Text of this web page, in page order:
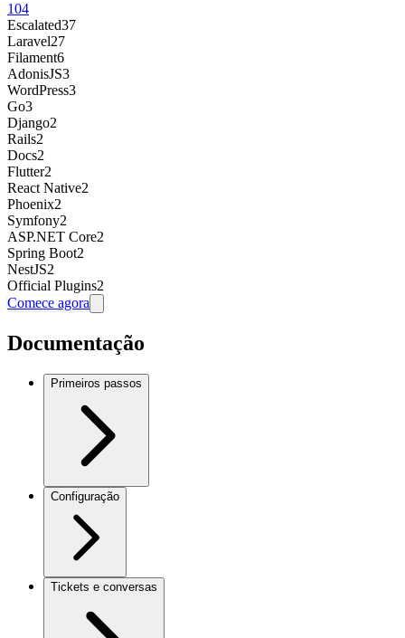
104
Escalated37
Laravel27
Filament6
AdonisJS3
WordPress3
Go3
Django2
Rails2
Docs2
Flutter2
React Native2
Phoenix2
Symfony2
ASP.NET Core2
Spring Boot2
NestJS2
Official Plugins2
Comece agora
Documentação
Primeiros passos
Configuração
Tickets e conversas